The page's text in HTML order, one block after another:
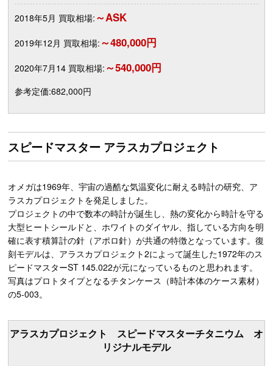
2018年5月 買取相場: ～ASK
2019年12月 買取相場: ～480,000円
2020年7月14 買取相場: ～540,000円
参考定価:682,000円
スピードマスター アラスカプロジェクト
オメガは1969年、宇宙の過酷な気温変化に耐える時計の研究、ア
ラスカプロジェクトを発足しました。
プロジェクトの中で数本の時計が誕生し、熱の変化から時計を守る
大型ヒートシールドと、ホワイトのダイヤル、指している方向を明
確に表す積算計の針（アポロ針）が共通の特徴となっています。復
刻モデルは、アラスカプロジェクト2によって誕生した1972年のス
ピードマスターST 145.022が元になっているものと思われます。
写真はプロトタイプとなるチタンケース（時計本体のケース素材）
の5-003。
アラスカプロジェクト スピードマスターチタニウム オ
リジナルモデル